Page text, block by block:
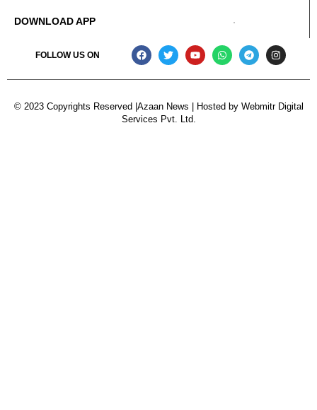
DOWNLOAD APP
FOLLOW US ON
© 2023 Copyrights Reserved |Azaan News | Hosted by Webmitr Digital
Services Pvt. Ltd.